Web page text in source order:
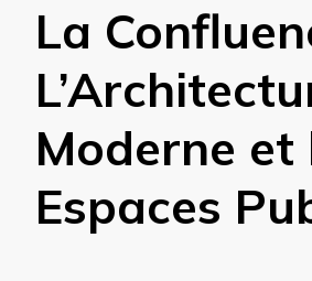
La
Moderne et
Espaces